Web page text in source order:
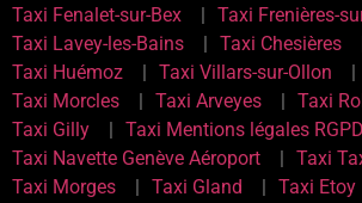
Taxi Fenalet-sur-Bex
Taxi Frenières-
Taxi Lavey-les-Bains
Taxi Chesières
Taxi Huémoz
Taxi Villars-sur-Ollon
Taxi Morcles
Taxi Arveyes
Taxi
Taxi Gilly
Taxi Mentions légales RGPD
Taxi Navette Genève Aéroport
Taxi
Taxi Morges
Taxi Gland
Taxi Etoy